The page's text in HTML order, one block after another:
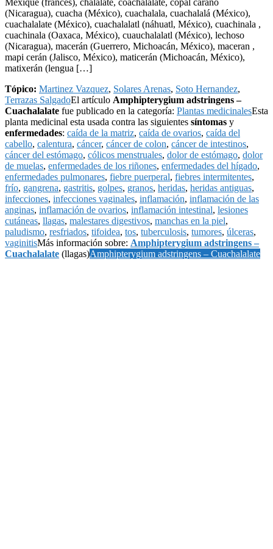
Mexique (francés), chalalate, coachalalate, copal caraño
(Nicaragua), cuacha (México), cuachalala, cuachalalá (México),
cuachalalate (México), cuachalalatl (náhuatl, México), cuachinala ,
cuachinala (Oaxaca, México), cuauchalalatl (México), lechoso
(Nicaragua), macerán (Guerrero, Michoacán, México), maceran ,
mapi cerán (Jalisco, México), maticerán (Michoacán, México),
matixerán (lengua […]
Tópico: Martinez Vazquez, Solares Arenas, Soto Hernandez,
Terrazas SalgadoEl artículo Amphipterygium adstringens –
Cuachalalate fue publicado en la categoría: Plantas medicinalesEsta
planta medicinal esta usada contra las siguientes síntomas y
enfermedades: caída de la matriz, caída de ovarios, caída del
cabello, calentura, cáncer, cáncer de colon, cáncer de intestinos,
cáncer del estómago, cólicos menstruales, dolor de estómago, dolor
de muelas, enfermedades de los riñones, enfermedades del hígado,
enfermedades pulmonares, fiebre puerperal, fiebres intermitentes,
frío, gangrena, gastritis, golpes, granos, heridas, heridas antiguas,
infecciones, infecciones vaginales, inflamación, inflamación de las
anginas, inflamación de ovarios, inflamación intestinal, lesiones
cutáneas, llagas, malestares digestivos, manchas en la piel,
paludismo, resfriados, tifoidea, tos, tuberculosis, tumores, úlceras,
vaginitisMás información sobre: Amphipterygium adstringens –
Cuachalalate (llagas)Amphipterygium adstringens – Cuachalalate